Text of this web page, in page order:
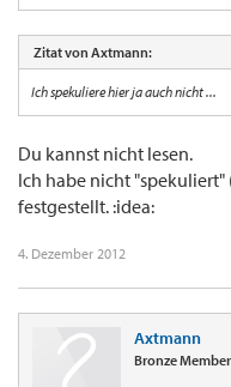
Zitat von Axtmann:
Ich spekuliere hier ja auch nicht ...
Du kannst nicht lesen.
Ich habe nicht
festgestellt. :idea:
4. Dezember 2012
Axtmann
Bronze Member